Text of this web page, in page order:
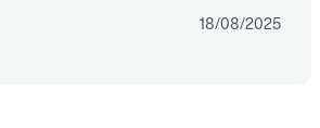
18/08/2025